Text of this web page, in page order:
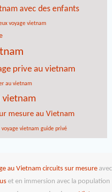
avec des enfants
voyage vietnam
prive au vietnam
au vietnam
vietnam
mesure au Vietnam
voyage vietnam guide privé
au Vietnam circuits sur mesureavec
et en immersion avec la population